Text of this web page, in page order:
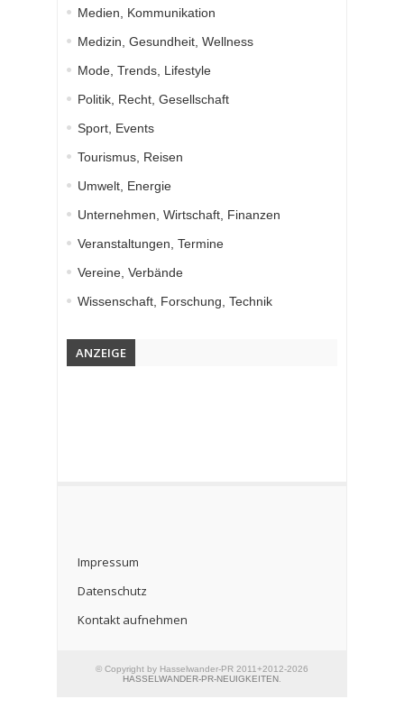
Medien, Kommunikation
Medizin, Gesundheit, Wellness
Mode, Trends, Lifestyle
Politik, Recht, Gesellschaft
Sport, Events
Tourismus, Reisen
Umwelt, Energie
Unternehmen, Wirtschaft, Finanzen
Veranstaltungen, Termine
Vereine, Verbände
Wissenschaft, Forschung, Technik
ANZEIGE
Impressum
Datenschutz
Kontakt aufnehmen
© Copyright by Hasselwander-PR 2011+2012-2026
HASSELWANDER-PR-NEUIGKEITEN.